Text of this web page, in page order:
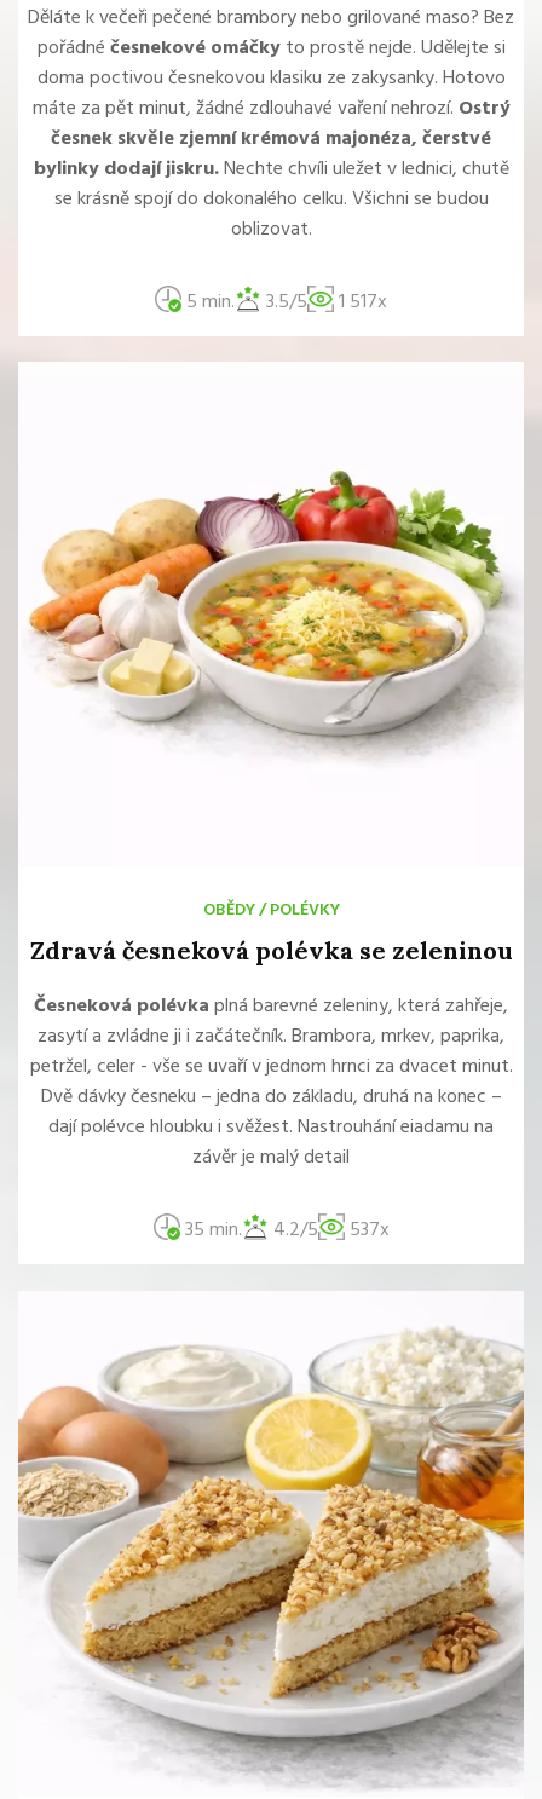
Děláte k večeři pečené brambory nebo grilované maso? Bez
pořádnéčesnekové omáčkyto prostě nejde. Udělejte si
doma poctivou česnekovou klasiku ze zakysanky. Hotovo
máte za pět minut, žádné zdlouhavé vaření nehrozí. Ostrý
česnek skvěle zjemní krémová majonéza, čerstvé
bylinky dodají jiskru.Nechte chvíli uležet v lednici, chutě
se krásně spojí do dokonalého celku. Všichni se budou
oblizovat.
5 min. 3.5/5 1 517x
OBĚDY/POLÉVKY
Zdravá česneková polévka se zeleninou
Česneková polévkaplná barevné zeleniny, která zahřeje,
zasytí a zvládne ji i začátečník. Brambora, mrkev, paprika,
petržel, celer - vše se uvaří v jednom hrnci za dvacet minut.
Dvě dávky česneku – jedna do základu, druhá na konec –
dají polévce hloubku i svěžest. Nastrouhání eiadamu na
závěr je malý detail
35 min. 4.2/5 537x